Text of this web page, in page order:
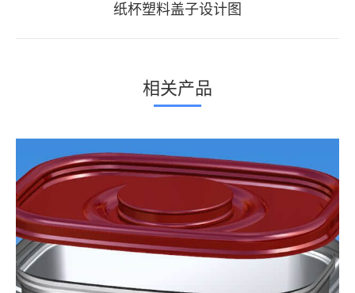
项
下
目：
纸杯塑料盖子设计图
相关产品